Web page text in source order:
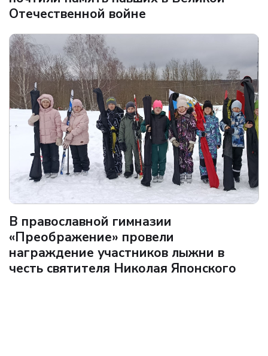
Отечественной войне
В православной гимназии
«Преображение» провели
награждение участников лыжни в
честь святителя Николая Японского